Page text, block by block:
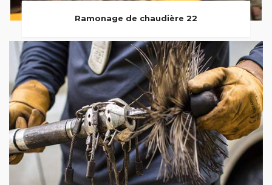
Ramonage de chaudière 22